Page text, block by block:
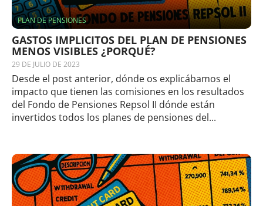
PLAN DE PENSIONES
GASTOS IMPLICITOS DEL PLAN DE PENSIONES
MENOS VISIBLES ¿PORQUÉ?
29 DE JULIO DE 2023
Desde el post anterior, dónde os explicábamos el
impacto que tienen las comisiones en los resultados
del Fondo de Pensiones Repsol II dónde están
invertidos todos los planes de pensiones del...